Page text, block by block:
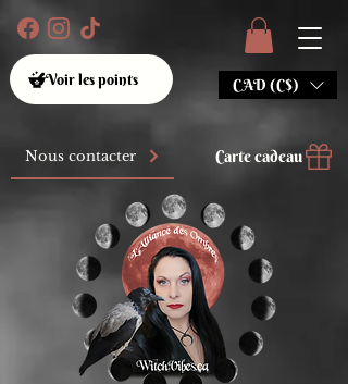
CAD (C$)
Nous contacter
Voir les points
Carte cadeau